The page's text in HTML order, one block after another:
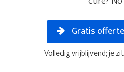
Gratis
Volledig vrijblijvend; je